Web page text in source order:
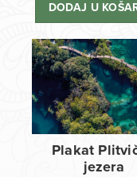
DODAJ U
Plakat
jezera